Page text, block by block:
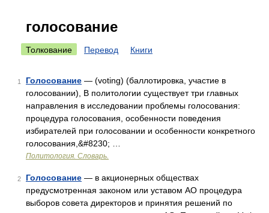
голосование
Толкование Перевод Книги
1 Голосование — (voting) (баллотировка, участие в
голосовании), В политологии существует три главных
направления в исследовании проблемы голосования:
процедура голосования, особенности поведения
избирателей при голосовании и особенности конкретного
голосования,&#8230; …
Политология. Словарь.
2 Голосование — в акционерных обществах
предусмотренная законом или уставом АО процедура
выборов совета директоров и принятия решений по